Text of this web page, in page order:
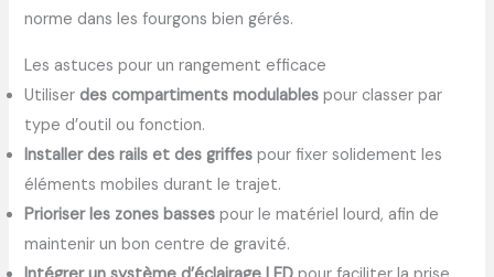
norme dans les fourgons bien gérés.
Les astuces pour un rangement efficace
Utiliserdes compartiments modulables pour classer par
type d’outil ou fonction.
Installer des rails et des griffes pour fixer solidement les
éléments mobiles durant le trajet.
Prioriser les zones basses pour le matériel lourd, afin de
maintenir un bon centre de gravité.